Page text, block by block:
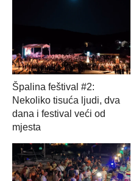
Špalina feštival #2:
Nekoliko tisuća ljudi, dva
dana i festival veći od
mjesta